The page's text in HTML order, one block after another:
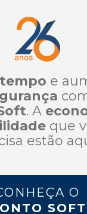
tempo e
. A
que
estão
O
SOFT